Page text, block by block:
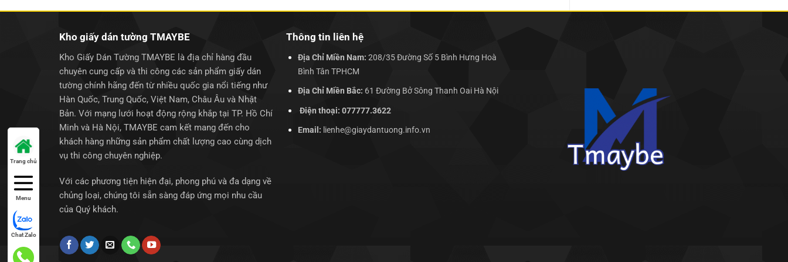
Kho giấy dán tường TMAYBE
Kho Giấy Dán Tường TMAYBE là địa chỉ hàng đầu
chuyên cung cấp và thi công các sản phẩm giấy dán
tường chính hãng đến từ nhiều quốc gia nổi tiếng như
Hàn Quốc, Trung Quốc, Việt Nam, Châu Âu và Nhật
Bản. Với mạng lưới hoạt động rộng khắp tại TP. Hồ Chí
Minh và Hà Nội, TMAYBE cam kết mang đến cho
khách hàng những sản phẩm chất lượng cao cùng dịch
vụ thi công chuyên nghiệp.
Với các phương tiện hiện đại, phong phú và đa dạng về
chủng loại, chúng tôi sẵn sàng đáp ứng mọi nhu cầu
của Quý khách.
Thông tin liên hệ
Địa Chỉ Miền Nam: 208/35 Đường Số 5 Bình Hưng Hoà
Bình Tân TPHCM
Địa Chỉ Miền Bắc: 61 Đường Bở Sông Thanh Oai Hà Nội
Điện thoại: 077777.3622
Email: lienhe@giaydantuong.info.vn
Trang chủ
Menu
Chat Zalo